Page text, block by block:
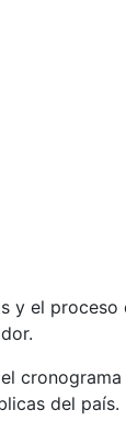
y el
del país.